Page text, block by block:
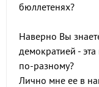
бюллетенях?
Наверно Вы
демократией -
по-разному?
Лично мне ее в